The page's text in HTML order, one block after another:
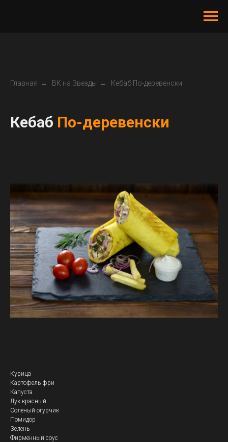
Главная → ВК на Звезды → Кебаб По-деревенски
Кебаб По-деревенски
Курица
Картофель фри
Капуста
Лук красный
Солёный огурчик
Помидор
Зелень
Фирменный соус